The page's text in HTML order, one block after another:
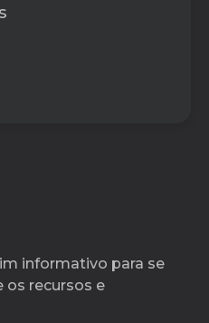
informativo para se
os recursos e